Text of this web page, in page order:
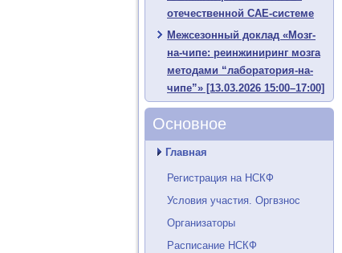
отечественной CAE-системе
Межсезонный доклад «Мозг-
на-чипе: реинжиниринг мозга
методами “лаборатория-на-
чипе”» [13.03.2026 15:00–17:00]
Основное
Главная
Регистрация на НСКФ
Условия участия. Оргвзнос
Организаторы
Расписание НСКФ